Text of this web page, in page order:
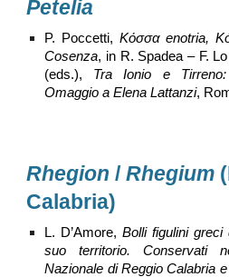
Petelia
P. Poccetti, Κόσσα enotria,
Cosenza, in R. Spadea – F.
(eds.), Tra Ionio e Tirreno:
Omaggio a Elena Lattanzi,
Rhegion/Rhegium
Calabria)
L. D’Amore,Bolli figulini greci
suo territorio. Conservati
Nazionale di Reggio Calabria